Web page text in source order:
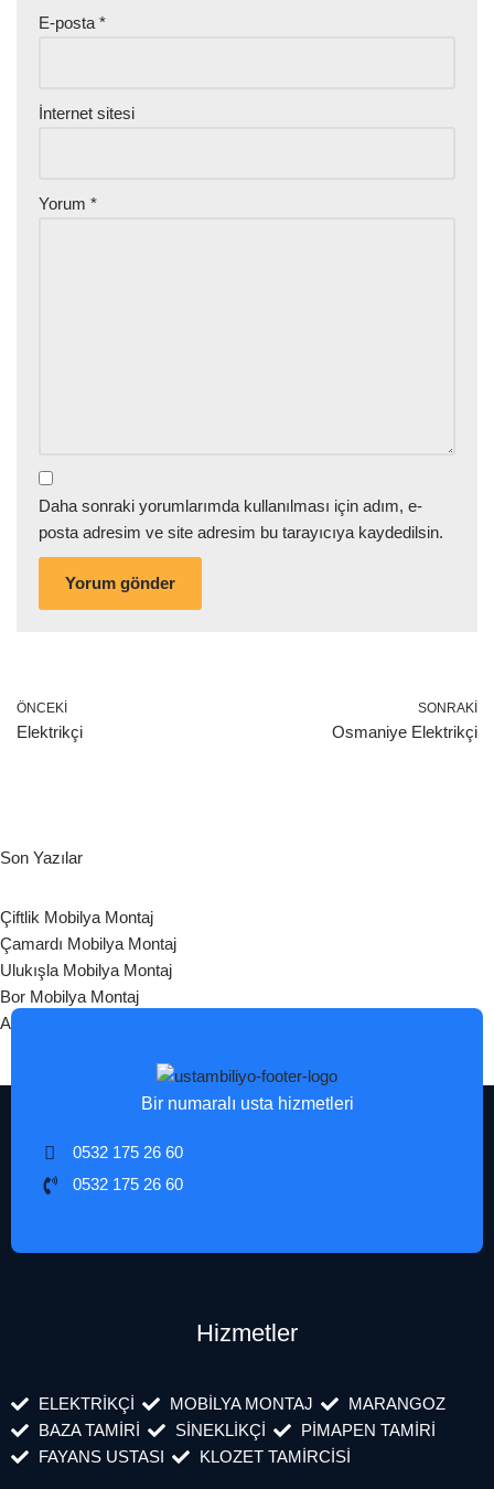
E-posta *
İnternet sitesi
Yorum *
Daha sonraki yorumlarımda kullanılması için adım, e-
posta adresim ve site adresim bu tarayıcıya kaydedilsin.
ÖNCEKI
Elektrikçi
SONRAKI
Osmaniye Elektrikçi
Son Yazılar
Çiftlik Mobilya Montaj
Çamardı Mobilya Montaj
Ulukışla Mobilya Montaj
Bor Mobilya Montaj
Altunhisar Mobilya Montaj
Bir numaralı usta hizmetleri
0532 175 26 60
0532 175 26 60
Hizmetler
ELEKTRİKÇİ MOBİLYA MONTAJ
MARANGOZ
BAZA TAMİRİ
SİNEKLİKÇİ
PİMAPEN TAMİRİ
FAYANS USTASI
KLOZET TAMİRCİSİ